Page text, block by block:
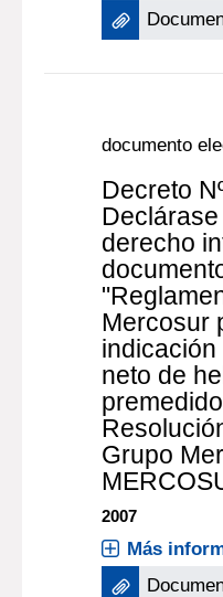
documento
Decreto
derecho
Mercosur
neto de
Grupo
2007
Más